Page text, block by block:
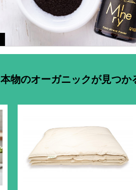
本物のオーガニックが見つ